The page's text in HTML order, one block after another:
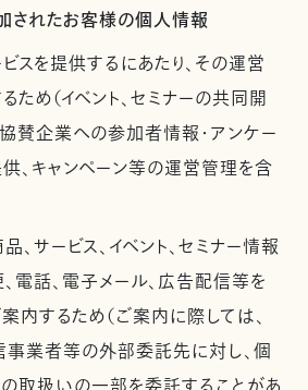
されたお客様の個人情報
ビスを提供するにあたり、その運営
ため（イベント、セミナーの共同開
賛企業への参加者情報・アンケー
、キャンペーン等の運営管理を含
、サービス、イベント、セミナー情報
電話、電子メール、広告配信等を
内するため（ご案内に際しては、
業者等の外部委託先に対し、個